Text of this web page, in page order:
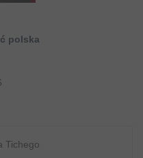
polska
Tichego